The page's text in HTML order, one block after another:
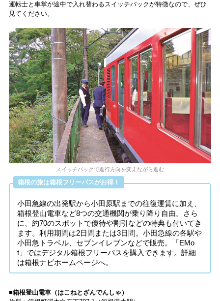
運転士と車掌が途中で入れ替わるスイッチバックが特徴なので、ぜひ
見てください。
スイッチバックで進行方向を変えながら進む
箱根の旅は箱根フリーパスがお得！
小田急線の出発駅から小田原駅までの往復運賃に加え、
箱根登山電車など8つの交通機関が乗り降り自由。さら
に、約70のスポットで優待や割引などの特典も付いてき
ます。利用期間は2日間または3日間。小田急線の各駅や
小田急トラベル、セブンイレブンなどで販売。「EMo
t」ではデジタル箱根フリーパスを購入できます。詳細
は箱根ナビホームページへ。
■箱根登山電車（はこねとざんでんしゃ）